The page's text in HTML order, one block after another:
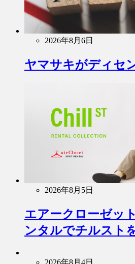
2026年8月6日
ヤマサキがディセ
2026年8月5日
エアークローゼッ
ンタルでチルスト